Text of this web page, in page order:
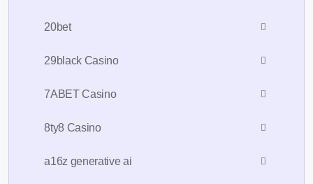
20bet
29black Casino
7ABET Casino
8ty8 Casino
a16z generative ai